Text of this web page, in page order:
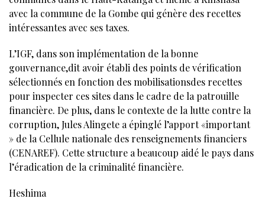
avec la commune de la Gombe qui génère des recettes
intéressantes avec ses taxes.
L’IGF, dans son implémentation de la bonne
gouvernance,dit avoir établi des points de vérification
sélectionnés en fonction des mobilisationsdes recettes
pour inspecter ces sites dans le cadre de la patrouille
financière. De plus, dans le contexte de la lutte contre la
corruption, Jules Alingete a épinglé l’apport «important
» de la Cellule nationale des renseignements financiers
(CENAREF). Cette structure a beaucoup aidé le pays dans
l’éradication de la criminalité financière.
Heshima